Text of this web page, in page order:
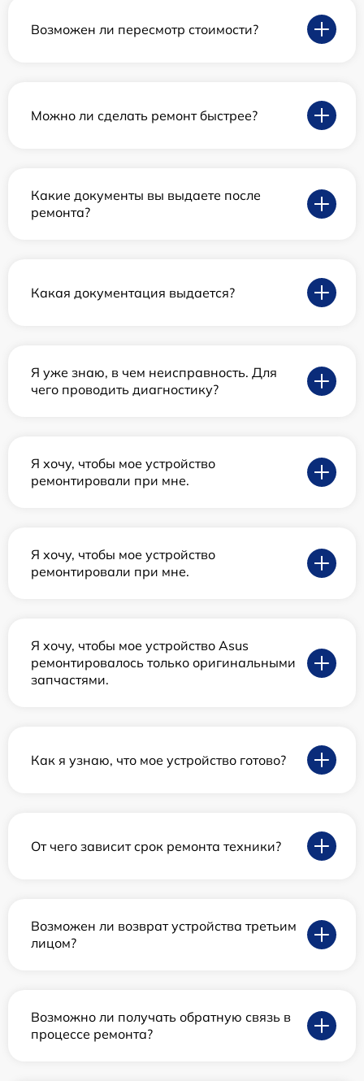
Возможен ли пересмотр стоимости?
Можно ли сделать ремонт быстрее?
Какие документы вы выдаете после
ремонта?
Какая документация выдается?
Я уже знаю, в чем неисправность. Для
чего проводить диагностику?
Я хочу, чтобы мое устройство
ремонтировали при мне.
Я хочу, чтобы мое устройство
ремонтировали при мне.
Я хочу, чтобы мое устройство Asus
ремонтировалось только оригинальными
запчастями.
Как я узнаю, что мое устройство готово?
От чего зависит срок ремонта техники?
Возможен ли возврат устройства третьим
лицом?
Возможно ли получать обратную связь в
процессе ремонта?